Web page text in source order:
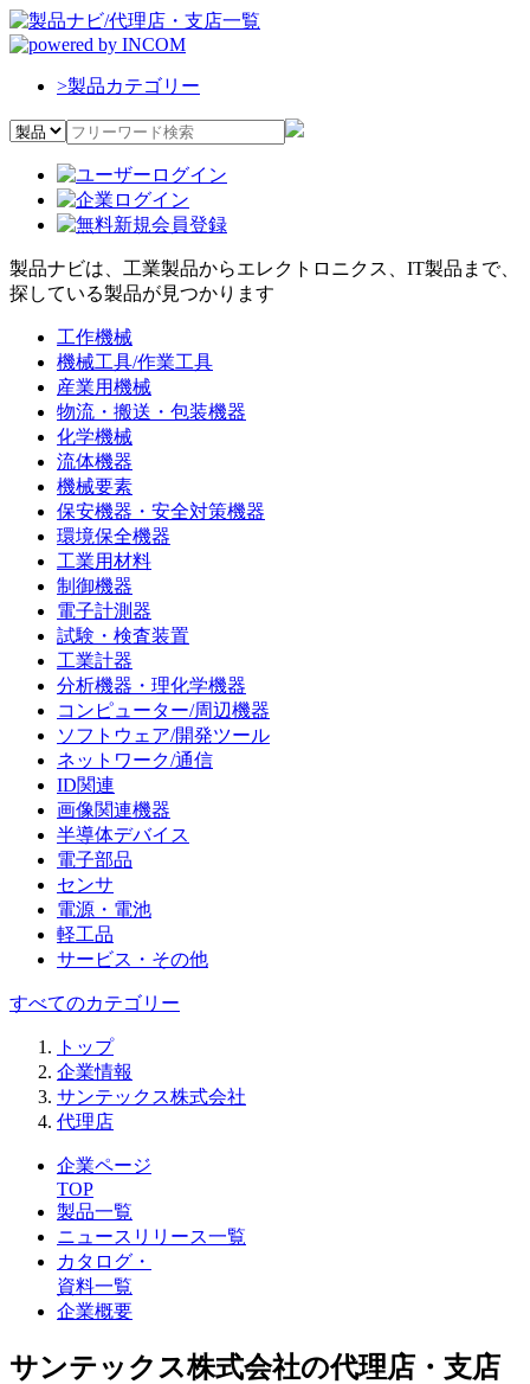
>製品カテゴリー
製品ナビは、工業製品からエレクトロニクス、IT製品まで、
探している製品が見つかります
工作機械
機械工具/作業工具
産業用機械
物流・搬送・包装機器
化学機械
流体機器
機械要素
保安機器・安全対策機器
環境保全機器
工業用材料
制御機器
電子計測器
試験・検査装置
工業計器
分析機器・理化学機器
コンピューター/周辺機器
ソフトウェア/開発ツール
ネットワーク/通信
ID関連
画像関連機器
半導体デバイス
電子部品
センサ
電源・電池
軽工品
サービス・その他
すべてのカテゴリー
トップ
企業情報
サンテックス株式会社
代理店
企業ページ
TOP
製品一覧
ニュースリリース一覧
カタログ・
資料一覧
企業概要
サンテックス株式会社の代理店・支店